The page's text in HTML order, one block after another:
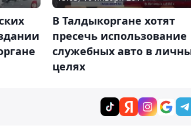
В Талдыкоргане хотят
пресечь использование
служебных авто в
целях